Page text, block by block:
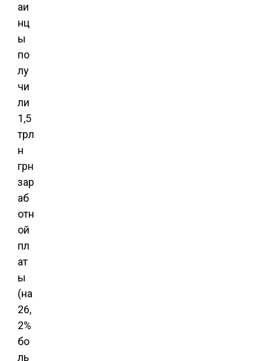
аи
нц
ы
по
лу
чи
ли
1,5
трл
н
грн
зар
аб
отн
ой
пл
ат
ы
(на
26,
2%
бо
ль